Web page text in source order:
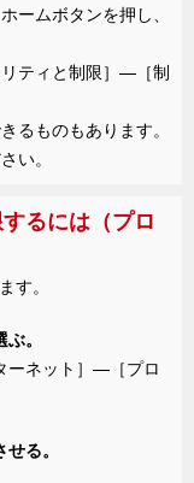
ホームボタンを押し、
ティと制限］—［制
るものもあります。
い。
るには（プロ
す。
。
ーネット ］ —［プロ
る。